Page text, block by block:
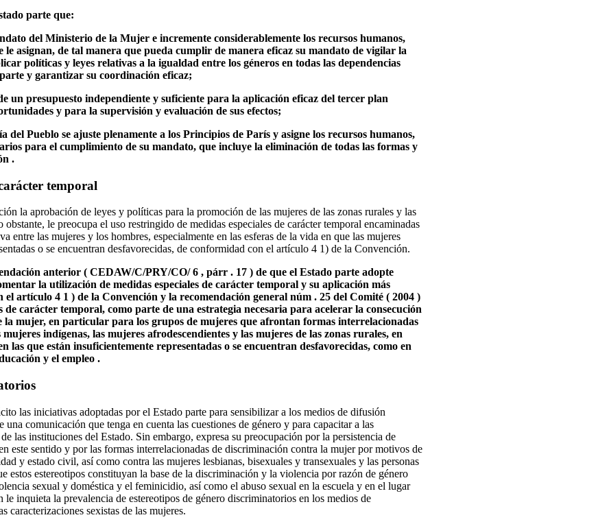
parte que:
del Ministerio de la Mujer e incremente considerablemente los recursos humanos,
le asignan, de tal manera que pueda cumplir de manera eficaz su mandato de vigilar la
políticas y leyes relativas a la igualdad entre los géneros en todas las dependencias
y garantizar su coordinación eficaz;
un presupuesto independiente y suficiente para la aplicación eficaz del tercer plan
y para la supervisión y evaluación de sus efectos;
del Pueblo se ajuste plenamente a los Principios de París y asigne los recursos humanos,
para el cumplimiento de su mandato, que incluye la eliminación de todas las formas y
.
temporal
la aprobación de leyes y políticas para la promoción de las mujeres de las zonas rurales y las
le preocupa el uso restringido de medidas especiales de carácter temporal encaminadas
entre las mujeres y los hombres, especialmente en las esferas de la vida en que las mujeres
o se encuentran desfavorecidas, de conformidad con el artículo 4 1) de la Convención.
anterior ( CEDAW/C/PRY/CO/ 6 , párr . 17 ) de que el Estado parte adopte
la utilización de medidas especiales de carácter temporal y su aplicación más
artículo 4 1 ) de la Convención y la recomendación general núm . 25 del Comité ( 2004 )
de carácter temporal, como parte de una estrategia necesaria para acelerar la consecución
la mujer, en particular para los grupos de mujeres que afrontan formas interrelacionadas
indígenas, las mujeres afrodescendientes y las mujeres de las zonas rurales, en
las que están insuficientemente representadas o se encuentran desfavorecidas, como en
y el empleo .
las iniciativas adoptadas por el Estado parte para sensibilizar a los medios de difusión
una comunicación que tenga en cuenta las cuestiones de género y para capacitar a las
las instituciones del Estado. Sin embargo, expresa su preocupación por la persistencia de
este sentido y por las formas interrelacionadas de discriminación contra la mujer por motivos de
y estado civil, así como contra las mujeres lesbianas, bisexuales y transexuales y las personas
estos estereotipos constituyan la base de la discriminación y la violencia por razón de género
sexual y doméstica y el feminicidio, así como el abuso sexual en la escuela y en el lugar
inquieta la prevalencia de estereotipos de género discriminatorios en los medios de
caracterizaciones sexistas de las mujeres.